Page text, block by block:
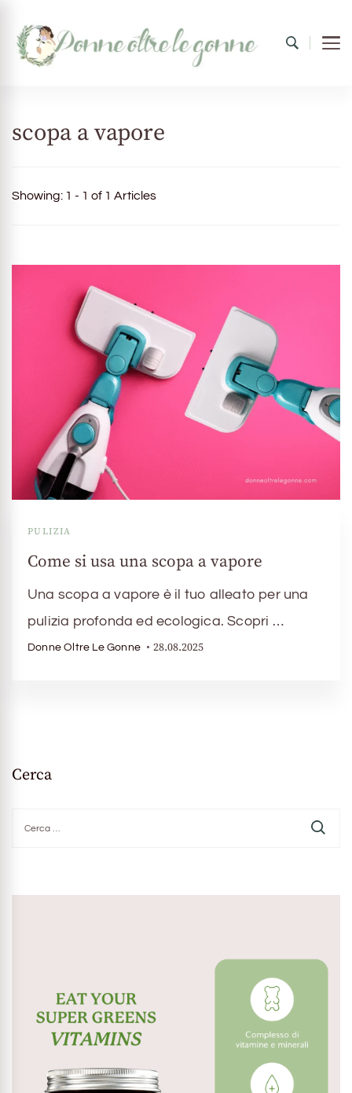
scopa a vapore
Showing: 1 - 1 of 1 Articles
PULIZIA
Come si usa una scopa a vapore
Una scopa a vapore è il tuo alleato per una
pulizia profonda ed ecologica. Scopri …
Donne Oltre Le Gonne 28.08.2025
Cerca
per: